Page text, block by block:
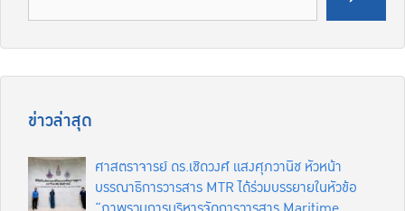
ข่าวล่าสุด
ศาสตราจารย์ ดร.เชิดวงศ์ แสงศุภวานิช หัวหน้า
บรรณาธิการวารสาร MTR ได้ร่วมบรรยายในหัวข้อ